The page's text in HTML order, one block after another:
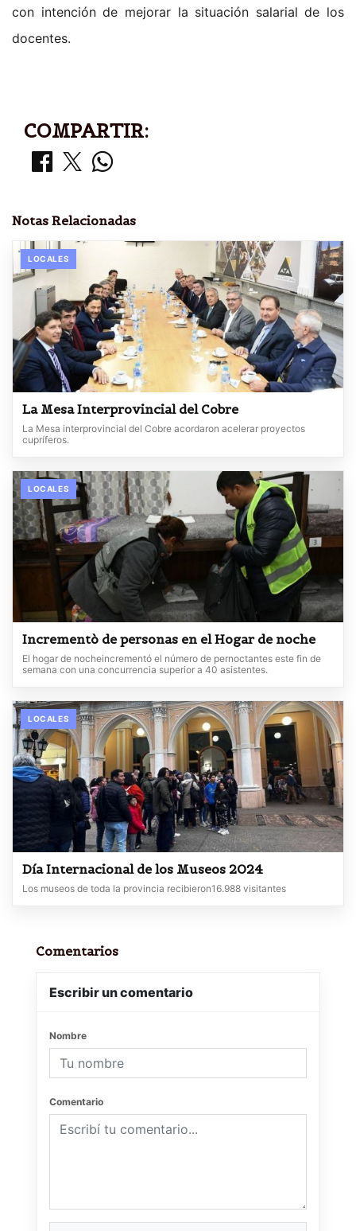
con intención de mejorar la situación salarial de los
docentes.
COMPARTIR:
Notas Relacionadas
LOCALES
La Mesa Interprovincial del Cobre
La Mesa interprovincial del Cobre acordaron acelerar proyectos
cupríferos.
LOCALES
Incrementò de personas en el Hogar de noche
El hogar de nocheincrementó el número de pernoctantes este fin de
semana con una concurrencia superior a 40 asistentes.
LOCALES
Día Internacional de los Museos 2024
Los museos de toda la provincia recibieron16.988 visitantes
Comentarios
Escribir un comentario
Nombre
Comentario